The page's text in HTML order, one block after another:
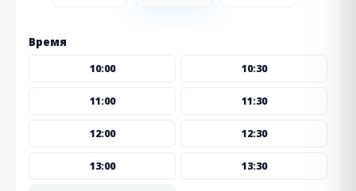
Время
10:00 10:30
11:00 11:30
12:00 12:30
13:00 13:30